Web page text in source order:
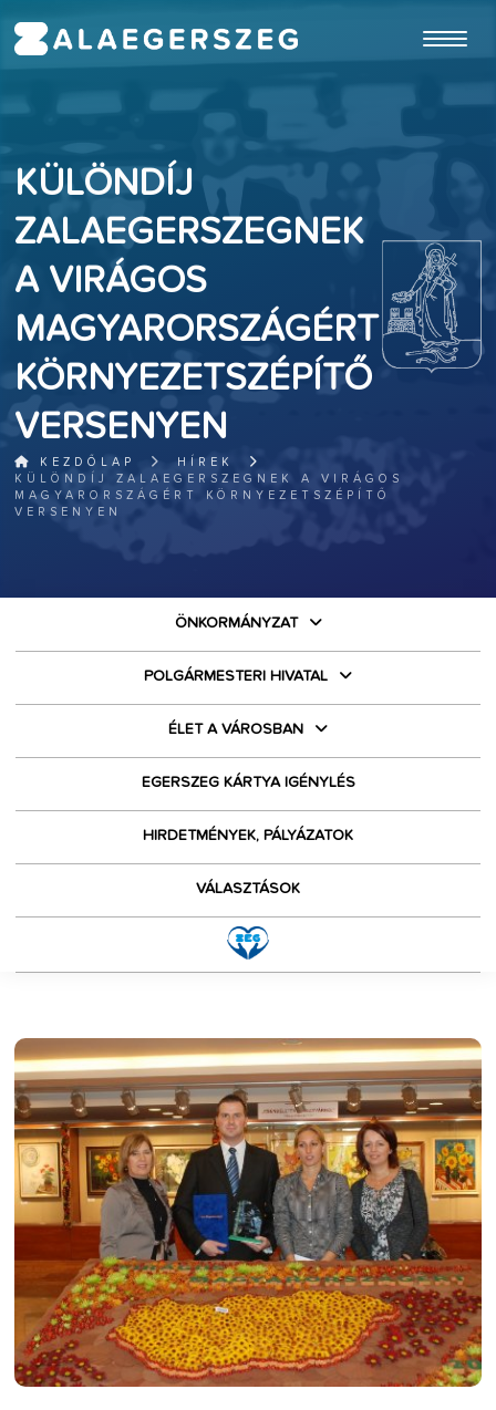
KÜLÖNDÍJ
ZALAEGERSZEGNEK
A VIRÁGOS
MAGYARORSZÁGÉRT
KÖRNYEZETSZÉPÍTŐ
VERSENYEN
KEZDŐLAP
HÍREK
KÜLÖNDÍJ ZALAEGERSZEGNEK A VIRÁGOS
MAGYARORSZÁGÉRT KÖRNYEZETSZÉPÍTŐ
VERSENYEN
ÖNKORMÁNYZAT
POLGÁRMESTERI HIVATAL
ÉLET A VÁROSBAN
EGERSZEG KÁRTYA IGÉNYLÉS
HIRDETMÉNYEK, PÁLYÁZATOK
VÁLASZTÁSOK